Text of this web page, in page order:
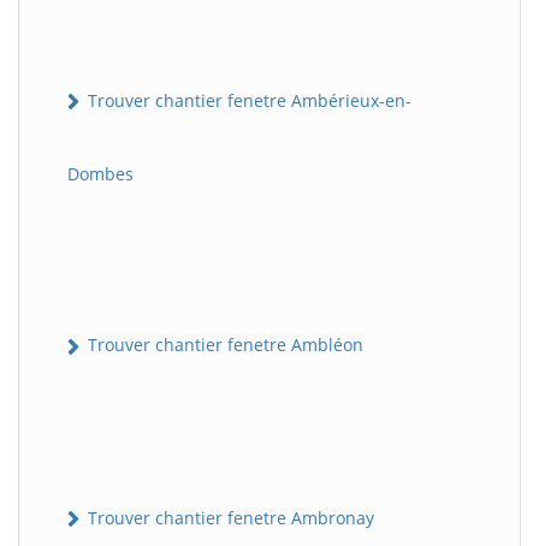
Trouver chantier fenetre Ambérieux-en-
Dombes
Trouver chantier fenetre Ambléon
Trouver chantier fenetre Ambronay